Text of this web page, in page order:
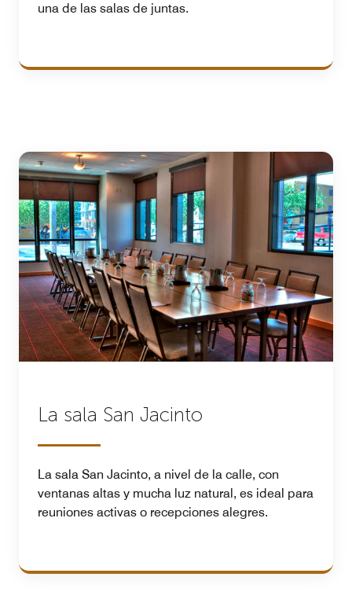
una de las salas de juntas.
La sala San Jacinto
La sala San Jacinto, a nivel de la calle, con
ventanas altas y mucha luz natural, es ideal para
reuniones activas o recepciones alegres.